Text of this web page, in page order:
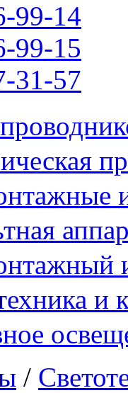
99-14
99-15
31-57
и
/